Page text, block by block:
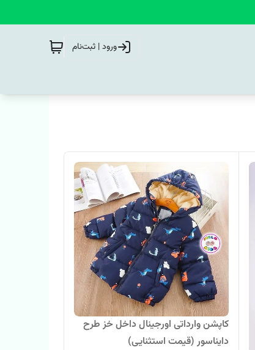
ورود | ثبت‌نام
کاپشن وارداتی اورجینال داخل خز طرح
دایناسور (قیمت استثنایی)